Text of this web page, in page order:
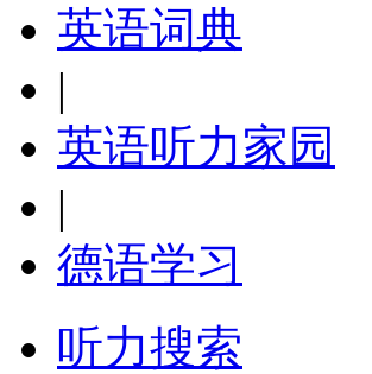
英语词典
|
英语听力家园
|
德语学习
听力搜索